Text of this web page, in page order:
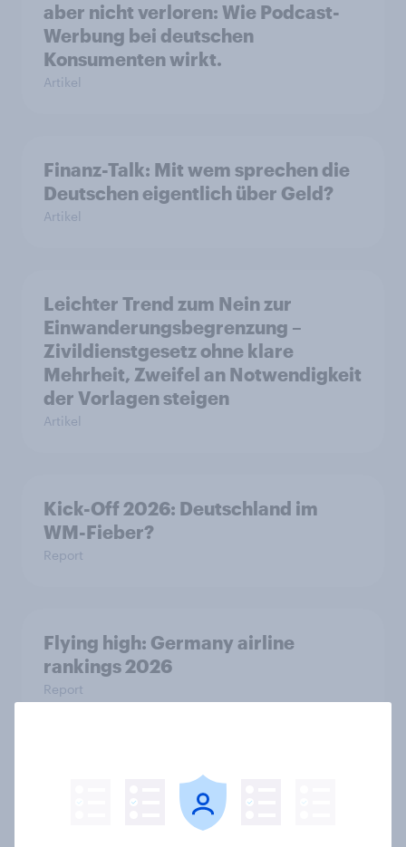
aber nicht verloren: Wie Podcast-
Werbung bei deutschen
Konsumenten wirkt.
Artikel
Finanz-Talk: Mit wem sprechen die
Deutschen eigentlich über Geld?
Artikel
Leichter Trend zum Nein zur
Einwanderungsbegrenzung –
Zivildienstgesetz ohne klare
Mehrheit, Zweifel an Notwendigkeit
der Vorlagen steigen
Artikel
Kick-Off 2026: Deutschland im
WM-Fieber?
Report
Flying high: Germany airline
rankings 2026
Report
Zu gute Werbung? Wie Deutsche im
Jahr 2026 personalisierte Werbung